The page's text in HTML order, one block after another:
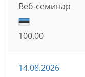
Bеб-семинаp
100.00
14.08.2026